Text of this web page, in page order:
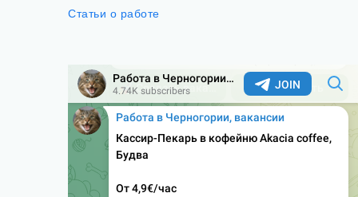
Статьи о работе